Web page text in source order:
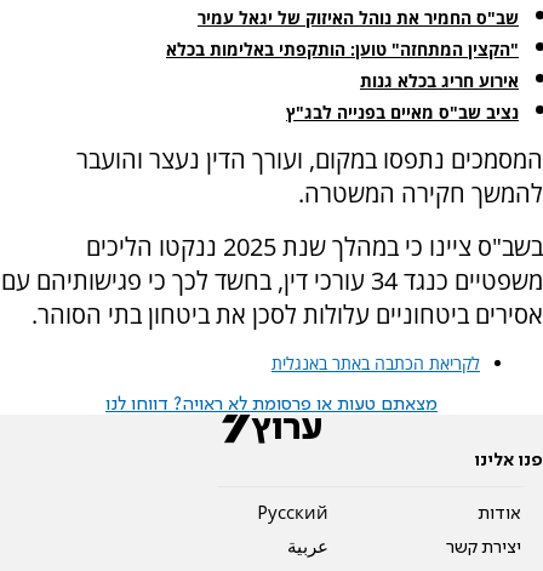
שב"ס החמיר את נוהל האיזוק של יגאל עמיר
"הקצין המתחזה" טוען: הותקפתי באלימות בכלא
אירוע חריג בכלא גנות
נציב שב"ס מאיים בפנייה לבג"ץ
המסמכים נתפסו במקום, ועורך הדין נעצר והועבר
להמשך חקירה המשטרה.
בשב"ס ציינו כי במהלך שנת 2025 ננקטו הליכים
משפטיים כנגד 34 עורכי דין, בחשד לכך כי פגישותיהם עם
אסירים ביטחוניים עלולות לסכן את ביטחון בתי הסוהר.
לקריאת הכתבה באתר באנגלית
מצאתם טעות או פרסומת לא ראויה? דווחו לנו
פנו אלינו
אודות
יצירת קשר
Pусский
عربية